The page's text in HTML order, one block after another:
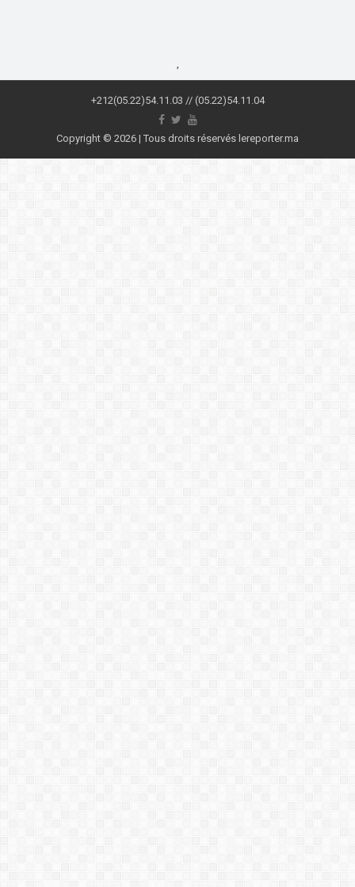
,
+212(05.22)54.11.03 // (05.22)54.11.04
Copyright © 2026 | Tous droits réservés lereporter.ma